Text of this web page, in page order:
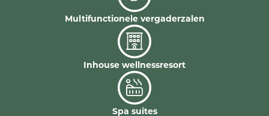
Multifunctionele vergaderzalen
Inhouse wellnessresort
Spa suites